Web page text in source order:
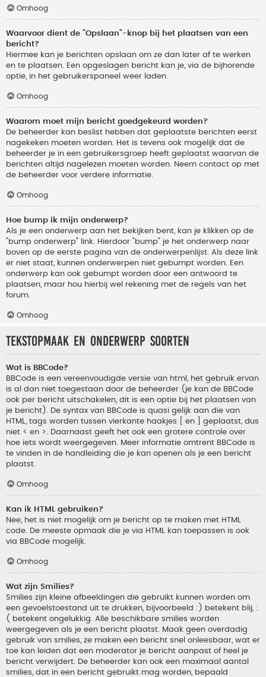
Omhoog
Waarvoor dient de "Opslaan"-knop bij het plaatsen van een
bericht?
Hiermee kan je berichten opslaan om ze dan later af te werken
en te plaatsen. Een opgeslagen bericht kan je, via de bijhorende
optie, in het gebruikerspaneel weer laden.
Omhoog
Waarom moet mijn bericht goedgekeurd worden?
De beheerder kan beslist hebben dat geplaatste berichten eerst
nagekeken moeten worden. Het is tevens ook mogelijk dat de
beheerder je in een gebruikersgroep heeft geplaatst waarvan de
berichten altijd nagelezen moeten worden. Neem contact op met
de beheerder voor verdere informatie.
Omhoog
Hoe bump ik mijn onderwerp?
Als je een onderwerp aan het bekijken bent, kan je klikken op de
"bump onderwerp" link. Hierdoor "bump" je het onderwerp naar
boven op de eerste pagina van de onderwerpenlijst. Als deze link
er niet staat, kunnen onderwerpen niet gebumpt worden. Een
onderwerp kan ook gebumpt worden door een antwoord te
plaatsen, maar hou hierbij wel rekening met de regels van het
forum.
Omhoog
Tekstopmaak en onderwerp soorten
Wat is BBCode?
BBCode is een vereenvoudigde versie van html, het gebruik ervan
is al dan niet toegestaan door de beheerder (je kan de BBCode
ook per bericht uitschakelen, dit is een optie bij het plaatsen van
je bericht). De syntax van BBCode is quasi gelijk aan die van
HTML, tags worden tussen vierkante haakjes [ en ] geplaatst, dus
niet < en >. Daarnaast geeft het ook een grotere controle over
hoe iets wordt weergegeven. Meer informatie omtrent BBCode is
te vinden in de handleiding die je kan openen als je een bericht
plaatst.
Omhoog
Kan ik HTML gebruiken?
Nee, het is niet mogelijk om je bericht op te maken met HTML
code. De meeste opmaak die je via HTML kan toepassen is ook
via BBCode mogelijk.
Omhoog
Wat zijn Smilies?
Smilies zijn kleine afbeeldingen die gebruikt kunnen worden om
een gevoelstoestand uit te drukken, bijvoorbeeld :) betekent blij, :
( betekent ongelukkig. Alle beschikbare smilies worden
weergegeven als je een bericht plaatst. Maak geen overdadig
gebruik van smilies, ze maken een bericht snel onleesbaar, wat er
toe kan leiden dat een moderator je bericht aanpast of heel je
bericht verwijdert. De beheerder kan ook een maximaal aantal
smilies, dat in een bericht gebruikt mag worden, bepaald